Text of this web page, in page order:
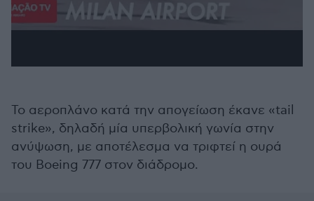
Το αεροπλάνο κατά την απογείωση έκανε «tail
strike», δηλαδή μία υπερβολική γωνία στην
ανύψωση, με αποτέλεσμα να τριφτεί η ουρά
του Boeing 777 στον διάδρομο.